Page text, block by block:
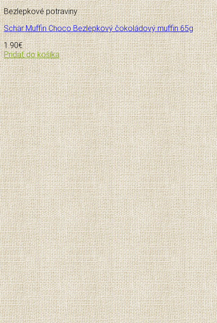
Bezlepkové potraviny
Schär Muffin Choco Bezlepkový čokoládový muffin 65g
1.90€
Pridať do košíka